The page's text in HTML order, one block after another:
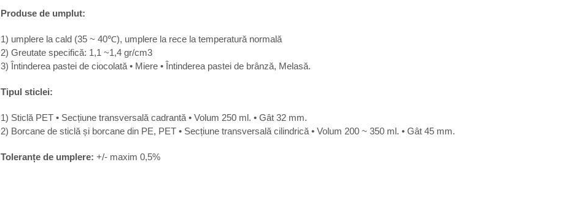
Produse de umplut:
1) umplere la cald (35 ~ 40℃), umplere la rece la temperatură normală
2) Greutate specifică: 1,1 ~1,4 gr/cm3
3) Întinderea pastei de ciocolată • Miere • Întinderea pastei de brânză, Melasă.
Tipul sticlei:
1) Sticlă PET • Secțiune transversală cadrantă • Volum 250 ml. • Gât 32 mm.
2) Borcane de sticlă și borcane din PE, PET • Secțiune transversală cilindrică • Volum 200 ~ 350 ml. • Gât 45 mm.
Toleranțe de umplere: +/- maxim 0,5%